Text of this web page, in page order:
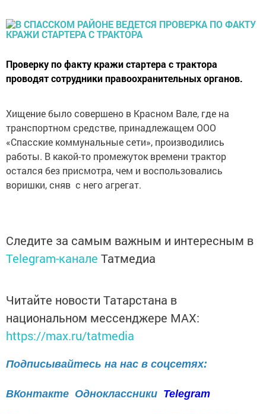
Проверку по факту кражи стартера с трактора
проводят сотрудники правоохранительных органов.
Хищение было совершено в Красном Вале, где на
транспортном средстве, принадлежащем ООО
«Спасские коммунальные сети», производились
работы. В какой-то промежуток времени трактор
остался без присмотра, чем и воспользовались
воришки, сняв с него агрегат.
Следите за самым важным и интересным в
Telegram-канале Татмедиа
Читайте новости Татарстана в
национальном мессенджере MАХ:
https://max.ru/tatmedia
Подписывайтесь на нас в соцсетях:
ВКонтакте Одноклассники Telegram